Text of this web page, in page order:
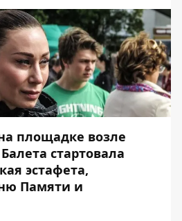
площадке возле
стартовала
эстафета,
Памяти и